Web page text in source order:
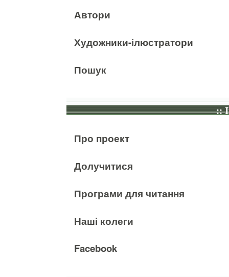
Автори
Художники-ілюстратори
Пошук
::
Про проект
Долучитися
Програми для читання
Наші колеги
Facebook